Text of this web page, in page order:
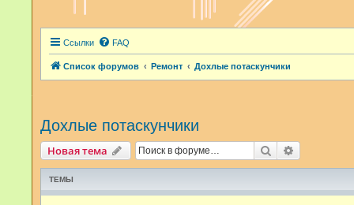
Ссылки FAQ
Список форумов Ремонт Дохлые потаскунчики
Дохлые потаскунчики
Новая тема Поиск
ТЕМЫ